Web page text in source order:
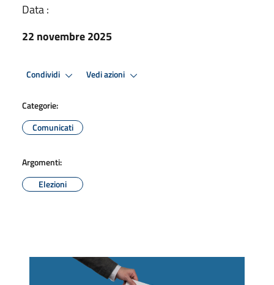
Data :
22 novembre 2025
Condividi Vedi azioni
Categorie:
Comunicati
Argomenti:
Elezioni